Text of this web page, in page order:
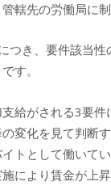
轄先の労働局に
つき、要件該当性
す。
給がされる3要
変化を見て判断
トとして働いて
により賃金が上